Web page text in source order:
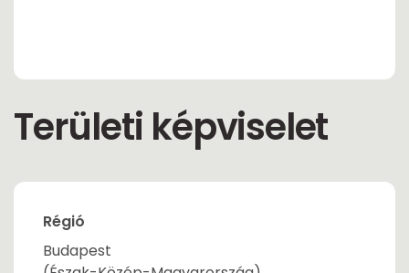
Területi képviselet
Régió
Budapest